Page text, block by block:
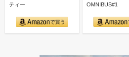
ティー
OMNIBUS#1